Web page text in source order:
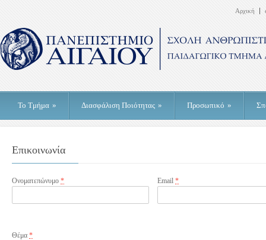
Αρχική
Το Τμήμα » Διασφάλιση Ποιότητας » Προσωπικό »
Επικοινωνία
Ονοματεπώνυμο * Email*
Θέμα *